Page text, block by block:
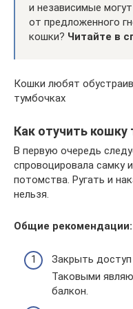
и независимые
от предложенного
кошки? Читайте в
Кошки любят
тумбочках
Как отучить кошку
В первую очередь
спровоцировала самку
потомства. Ругать и
нельзя.
Общие рекомендации:
Закрыть
Таковыми
балкон.